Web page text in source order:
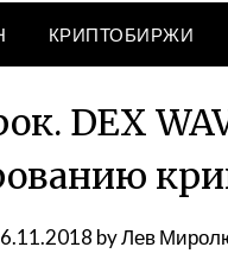
КРИПТОБИРЖИ
DEX
byЛев